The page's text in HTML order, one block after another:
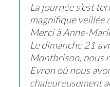
La journée s’est
magnifique veillée
Merci à Anne-
Le dimanche 21
Montbrison, nous
Evron où nous
chaleureusement